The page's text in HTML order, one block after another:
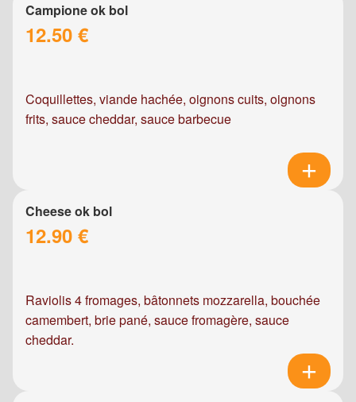
Campione ok bol
12.50 €
Coquillettes, viande hachée, oignons cuits, oignons
frits, sauce cheddar, sauce barbecue
Cheese ok bol
12.90 €
Raviolis 4 fromages, bâtonnets mozzarella, bouchée
camembert, brie pané, sauce fromagère, sauce
cheddar.